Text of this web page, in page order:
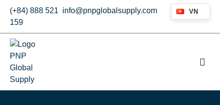
(+84) 888 521
159
info@pnpglobalsupply.com VN